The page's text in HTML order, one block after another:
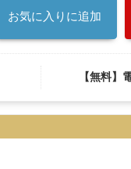
お気に入りに追加
【無料】